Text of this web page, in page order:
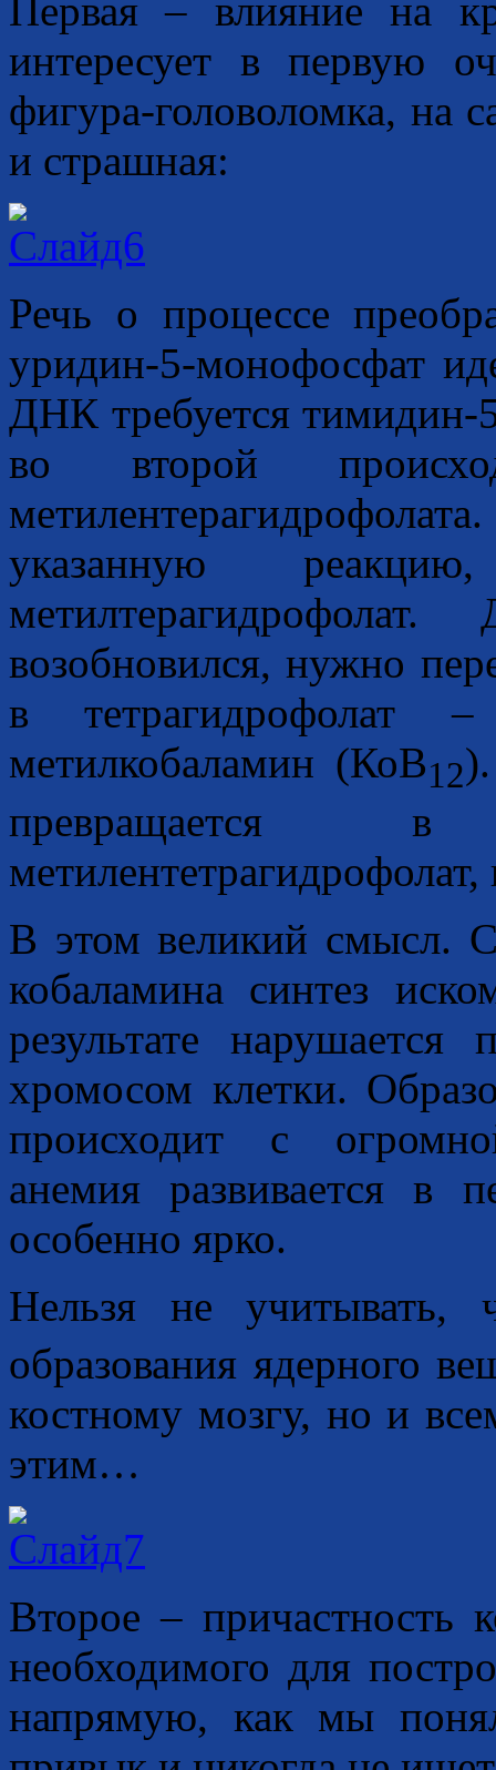
Первая – влияние на
интересует в первую
фигура-головоломка, на
и страшная:
Речь о процессе
уридин-5-монофосфат
ДНК требуется тимидин-
во второй
указанную
возобновился, нужно
в тетрагидрофолат
метилкобаламин (КоB12
превращается
В этом великий смысл.
кобаламина синтез
результате
хромосом клетки.
происходит с
анемия развивается в
особенно ярко.
Нельзя не
образования ядерного
костному мозгу, но и
этим…
Второе – причастность
необходимого для
напрямую, как мы